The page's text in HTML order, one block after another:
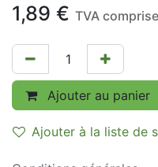
1,89 € TVA comprise
Ajouter au panier
Ajouter à la liste de